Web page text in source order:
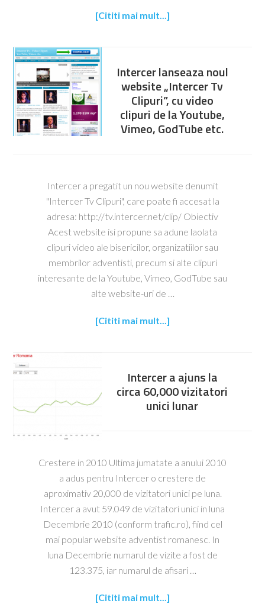
[Cititi mai mult...]
Intercer lanseaza noul
website „Intercer Tv
Clipuri”, cu video
clipuri de la Youtube,
Vimeo, GodTube etc.
Intercer a pregatit un nou website denumit
"Intercer Tv Clipuri", care poate fi accesat la
adresa: http://tv.intercer.net/clip/ Obiectiv
Acest website isi propune sa adune laolata
clipuri video ale bisericilor, organizatiilor sau
membrilor adventisti, precum si alte clipuri
interesante de la Youtube, Vimeo, GodTube sau
alte website-uri de …
[Cititi mai mult...]
Intercer a ajuns la
circa 60,000 vizitatori
unici lunar
Crestere in 2010 Ultima jumatate a anului 2010
a adus pentru Intercer o crestere de
aproximativ 20,000 de vizitatori unici pe luna.
Intercer a avut 59.049 de vizitatori unici in luna
Decembrie 2010 (conform trafic.ro), fiind cel
mai popular website adventist romanesc. In
luna Decembrie numarul de vizite a fost de
123.375, iar numarul de afisari …
[Cititi mai mult...]